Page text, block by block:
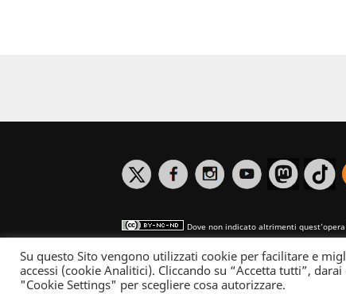
Dove non indicato altrimenti
Informativa sulla privacy
Su questo Sito vengono utilizzati cookie per facilitare e
accessi (cookie Analitici). Cliccando su “Accetta tutti”,
"Cookie Settings" per scegliere cosa autorizzare.